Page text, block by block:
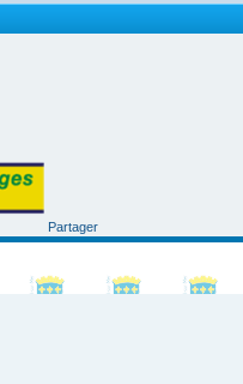
Partager